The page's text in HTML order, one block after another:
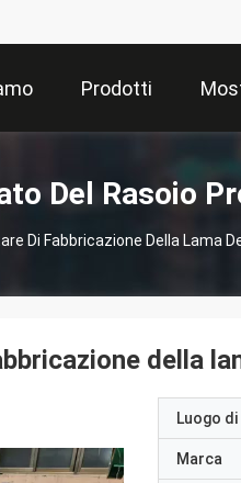
Prodotti
Del Rasoio
Di Fabbricazione Della Lama
della
Luogo
Marca